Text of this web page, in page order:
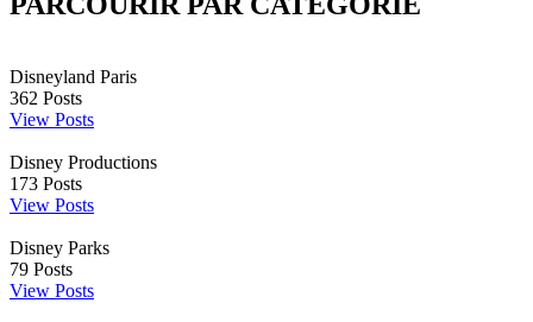
Disneyland Paris
362 Posts
View Posts
Disney Productions
173 Posts
View Posts
Disney Parks
79 Posts
View Posts